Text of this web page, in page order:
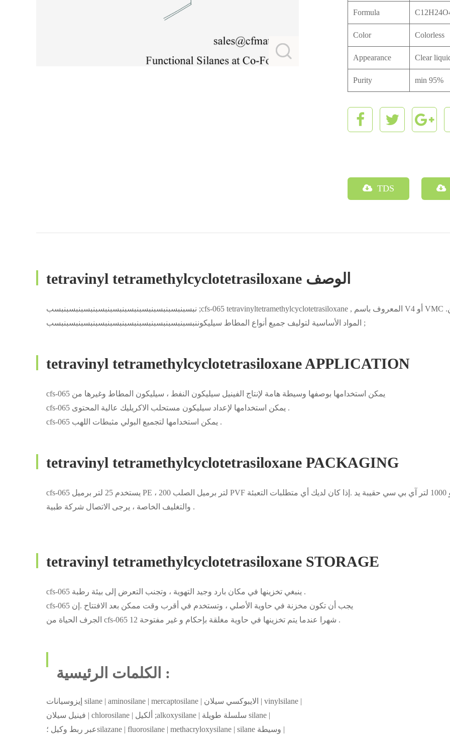
Formula
Color Colorless
Appearance Clear
Purity min 95%
TDS
tetravinyl tetramethylcyclotetrasiloxane الوصف
نبسبنبسبنبسبنبسبنبسبنبسبنبسبنبسبنبسبنبسب ;cfs-065 tetravinyltetramethylcyclotetrasiloxane , المعروف باسم V4 أو VMC .ومن
المواد الأساسية لتوليف جميع أنواع المطاط سيليكوننبسبنبسبنبسبنبسبنبسبنبسبنبسبنبسبنبسبنبسب ;
tetravinyl tetramethylcyclotetrasiloxane APPLICATION
cfs-065 يمكن استخدامها بوصفها وسيطة هامة لإنتاج الفينيل سيليكون النفط ، سيليكون المطاط وغيرها من
cfs-065 يمكن استخدامها لإعداد سيليكون مستحلب الاكريليك عالية المحتوى .
cfs-065 يمكن استخدامها لتجميع البولي مثبطات اللهب .
tetravinyl tetramethylcyclotetrasiloxane PACKAGING
cfs-065 يستخدم 25 لتر برميل PE ، 200 لتر برميل الصلب PVF و 1000 لتر آي بي سي حقيبة يد .إذا كان لديك أي متطلبات التعبئة
والتغليف الخاصة ، يرجى الاتصال شركة طبية .
tetravinyl tetramethylcyclotetrasiloxane STORAGE
cfs-065 ينبغي تخزينها في مكان بارد وجيد التهوية ، وتجنب التعرض إلى بيئة رطبة .
cfs-065 يجب أن تكون مخزنة في حاوية الأصلي ، وتستخدم في أقرب وقت ممكن بعد الافتتاح .إن
الجرف الحياة من cfs-065 12 شهرا عندما يتم تخزينها في حاوية مغلقة بإحكام و غير مفتوحة .
الكلمات الرئيسية :
إيزوسيانات silane | aminosilane | mercaptosilane | الايبوكسي سيلان | vinylsilane |
فينيل سيلان | chlorosilane | ألكيل ;alkoxysilane | سلسلة طويلة silane |
عبر ربط وكيل ؛silazane | fluorosilane | methacryloxysilane | silane وسيطة |